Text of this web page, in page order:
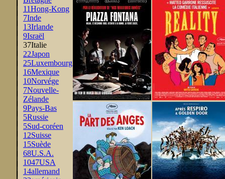
11Hong-Kong
7Inde
13Irlande
9Israël
37Italie
22Japon
25Luxembourg
16Mexique
10Norvége
7Nouvelle-
Zélande
9Pays-Bas
5Russie
5Sud-coréen
12Suisse
15Suède
68U.S.A.
1047USA
14allemand